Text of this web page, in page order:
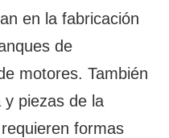
en la fabricación
de
motores. También
y piezas de la
formas